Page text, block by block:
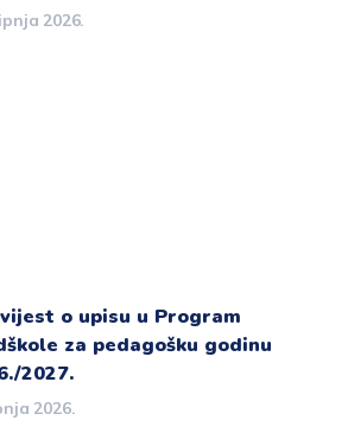
2026.
o upisu u Program
za pedagošku godinu
2027.
2026.